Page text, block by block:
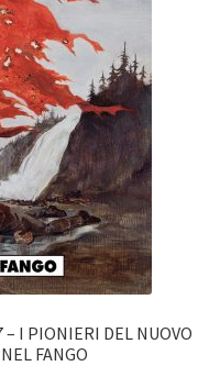
I PIONIERI DEL NUOVO
FANGO